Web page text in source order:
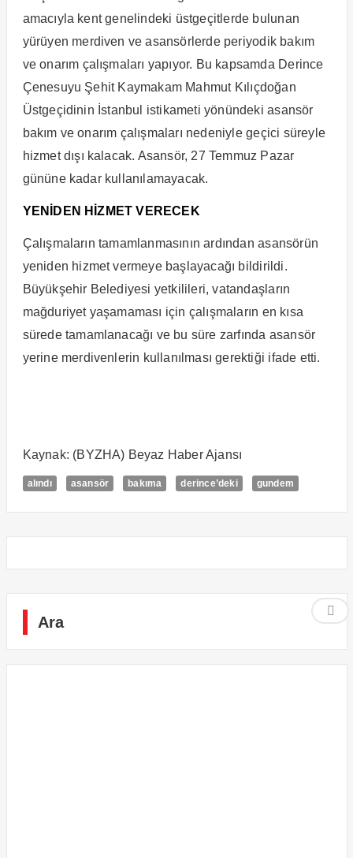
amacıyla kent genelindeki üstgeçitlerde bulunan
yürüyen merdiven ve asansörlerde periyodik bakım
ve onarım çalışmaları yapıyor. Bu kapsamda Derince
Çenesuyu Şehit Kaymakam Mahmut Kılıçdoğan
Üstgeçidinin İstanbul istikameti yönündeki asansör
bakım ve onarım çalışmaları nedeniyle geçici süreyle
hizmet dışı kalacak. Asansör, 27 Temmuz Pazar
gününe kadar kullanılamayacak.
YENİDEN HİZMET VERECEK
Çalışmaların tamamlanmasının ardından asansörün
yeniden hizmet vermeye başlayacağı bildirildi.
Büyükşehir Belediyesi yetkilileri, vatandaşların
mağduriyet yaşamaması için çalışmaların en kısa
sürede tamamlanacağı ve bu süre zarfında asansör
yerine merdivenlerin kullanılması gerektiği ifade etti.
Kaynak: (BYZHA) Beyaz Haber Ajansı
alındı asansör bakıma derince’deki gundem
Ara